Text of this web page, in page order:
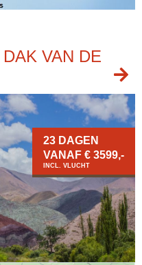
VAN DE
23 DAGEN
VANAF € 3599,-
INCL. VLUCHT